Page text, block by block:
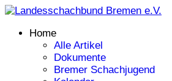
Home
Alle Artikel
Dokumente
Bremer Schachjugend